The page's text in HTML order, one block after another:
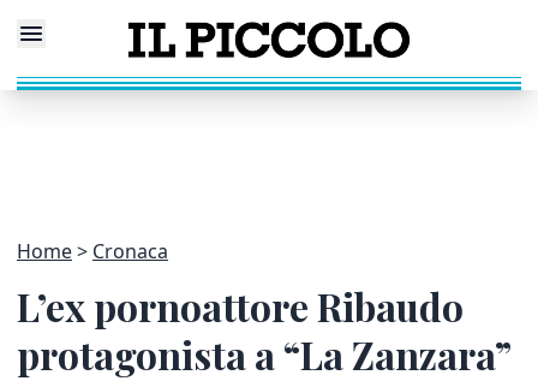
Home Cronaca
L’ex pornoattore Ribaudo
protagonista a “La Zanzara”